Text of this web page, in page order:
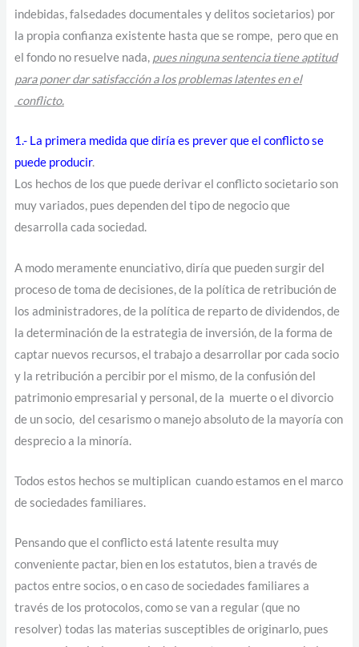
indebidas, falsedades documentales y delitos societarios) por
la propia confianza existente hasta que se rompe, pero que en
el fondo no resuelve nada, pues ninguna sentencia tiene aptitud
para poner dar satisfacción a los problemas latentes en el
conflicto.
1.- La primera medida que diría es prever que el conflicto se
puede producir.
Los hechos de los que puede derivar el conflicto societario son
muy variados, pues dependen del tipo de negocio que
desarrolla cada sociedad.
A modo meramente enunciativo, diría que pueden surgir del
proceso de toma de decisiones, de la política de retribución de
los administradores, de la política de reparto de dividendos, de
la determinación de la estrategia de inversión, de la forma de
captar nuevos recursos, el trabajo a desarrollar por cada socio
y la retribución a percibir por el mismo, de la confusión del
patrimonio empresarial y personal, de la muerte o el divorcio
de un socio, del cesarismo o manejo absoluto de la mayoría con
desprecio a la minoría.
Todos estos hechos se multiplican cuando estamos en el marco
de sociedades familiares.
Pensando que el conflicto está latente resulta muy
conveniente pactar, bien en los estatutos, bien a través de
pactos entre socios, o en caso de sociedades familiares a
través de los protocolos, como se van a regular (que no
resolver) todas las materias susceptibles de originarlo, pues